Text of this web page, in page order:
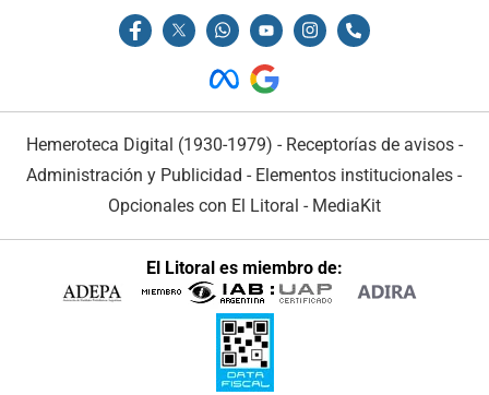
Hemeroteca Digital (1930-1979) - Receptorías de avisos -
Administración y Publicidad - Elementos institucionales -
Opcionales con El Litoral - MediaKit
El Litoral es miembro de: